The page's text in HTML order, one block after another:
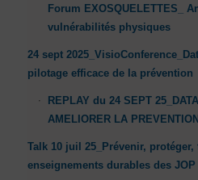
Forum
vulnérabilités physiques
24 sept
pilotage efficace de la prévention
REPLAY du 24 SEPT
AMELIORER LA PREVENTION
Talk 10 juil 25_Prévenir,
enseignements durables des JOP